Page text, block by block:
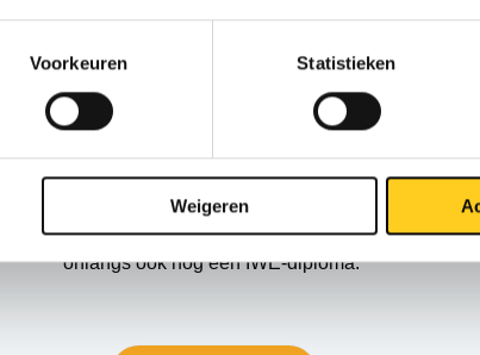
Voorkeuren Statistieken
Weigeren
d ocent in werktuigbouwkunde, mechanische
Hij richtte een las- en metaalbedrijf op en verkocht
lasexpert.
in de metaalindustrie. Hij begeleidde projecten
uit diverse materialen. Jan is ingenieur
onlangs ook nog een IWE-diploma.